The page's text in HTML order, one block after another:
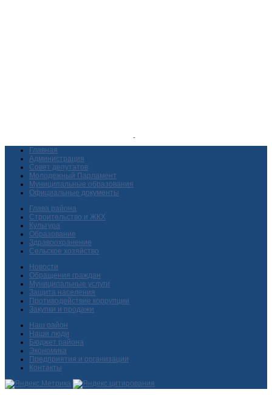
Главная
Администрация
Совет депутатов
Молодежный Парламент
Муниципальные образования
Официальные документы
Глава района
Строительство и ЖКХ
Культура
Образование
Здравоохранение
Сельское хозяйство
Новости
Обращения граждан
Муниципальные услуги
Защита населения
Противодействие коррупции
Закупки и продажи
Наш район
Наши люди
Бюджет района
Экономика
Предприятия и организации
Контакты